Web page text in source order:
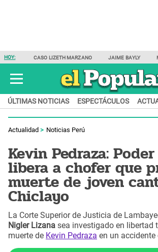
HOY: CASO LIZETH MARZANO JAIME BAYLY
ÚLTIMAS NOTICIAS ESPECTÁCULOS
Actualidad Noticias Perú
Kevin Pedraza:
libera a chofer que
muerte de joven
Chiclayo
La Corte Superior de Justicia de
Nigler Lizana sea investigado en libertad
muerte de Kevin Pedraza en un accidente